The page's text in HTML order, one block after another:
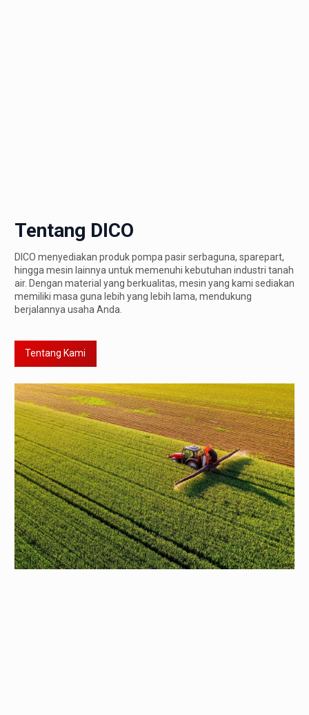
Tentang DICO
DICO menyediakan produk pompa pasir serbaguna, sparepart,
hingga mesin lainnya untuk memenuhi kebutuhan industri tanah
air. Dengan material yang berkualitas, mesin yang kami sediakan
memiliki masa guna lebih yang lebih lama, mendukung
berjalannya usaha Anda.
Tentang Kami